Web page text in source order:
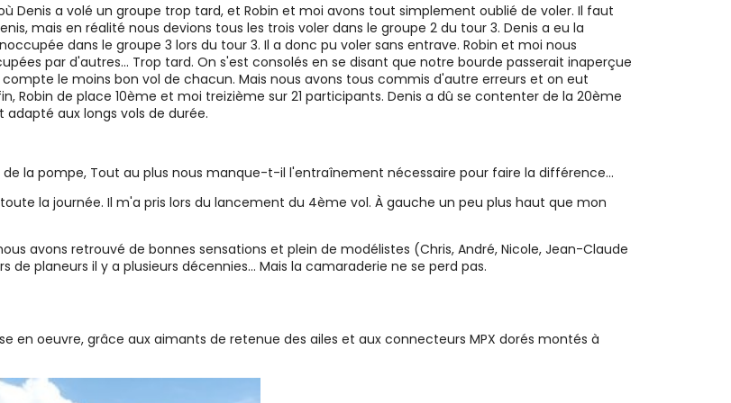
Denis a volé un groupe trop tard, et Robin et moi avons tout simplement oublié de voler. Il faut
mais en réalité nous devions tous les trois voler dans le groupe 2 du tour 3. Denis a eu la
dans le groupe 3 lors du tour 3. Il a donc pu voler sans entrave. Robin et moi nous
par d'autres... Trop tard. On s'est consolés en se disant que notre bourde passerait inaperçue
le moins bon vol de chacun. Mais nous avons tous commis d'autre erreurs et on eut
Robin de place 10ème et moi treizième sur 21 participants. Denis a dû se contenter de la 20ème
aux longs vols de durée.
la pompe, Tout au plus nous manque-t-il l'entraînement nécessaire pour faire la différence...
la journée. Il m'a pris lors du lancement du 4ème vol. À gauche un peu plus haut que mon
avons retrouvé de bonnes sensations et plein de modélistes (Chris, André, Nicole, Jean-Claude
planeurs il y a plusieurs décennies... Mais la camaraderie ne se perd pas.
en oeuvre, grâce aux aimants de retenue des ailes et aux connecteurs MPX dorés montés à